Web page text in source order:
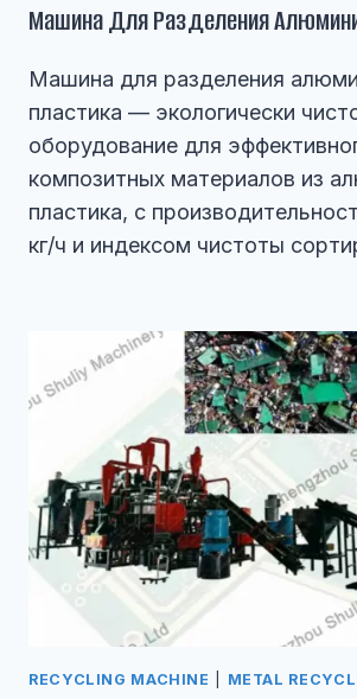
Машина Для Разделения
Машина для разделения
пластика — экологически
оборудование для
композитных материалов из
пластика, с
кг/ч и индексом чистоты
RECYCLING MACHINE METAL